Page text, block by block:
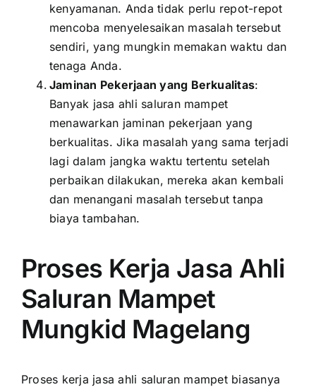
kenyamanan. Anda tidak perlu repot-repot
mencoba menyelesaikan masalah tersebut
sendiri, yang mungkin memakan waktu dan
tenaga Anda.
Jaminan Pekerjaan yang Berkualitas:
Banyak jasa ahli saluran mampet
menawarkan jaminan pekerjaan yang
berkualitas. Jika masalah yang sama terjadi
lagi dalam jangka waktu tertentu setelah
perbaikan dilakukan, mereka akan kembali
dan menangani masalah tersebut tanpa
biaya tambahan.
Proses Kerja Jasa Ahli
Saluran Mampet
Mungkid Magelang
Proses kerja jasa ahli saluran mampet biasanya